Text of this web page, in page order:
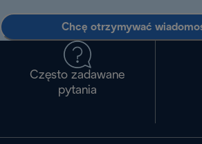
Chcę otrzymywać
Często zadawane
pytania